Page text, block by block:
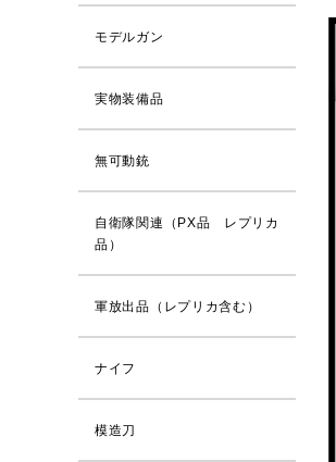
モデルガン
実物装備品
無可動銃
自衛隊関連（PX品 レプリカ
品）
軍放出品（レプリカ含む）
ナイフ
模造刀